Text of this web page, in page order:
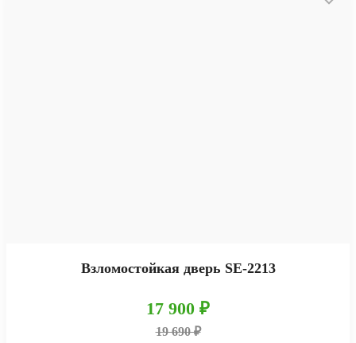
Взломостойкая дверь SE-2213
17 900 ₽
19 690 ₽